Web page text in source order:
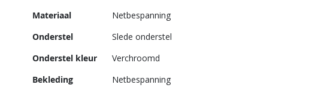
Materiaal
Netbespanning
Onderstel
Slede onderstel
Onderstel kleur
Verchroomd
Bekleding
Netbespanning